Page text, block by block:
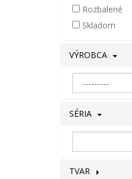
Rozbalené
Skladom
VÝROBCA
SÉRIA
TVAR